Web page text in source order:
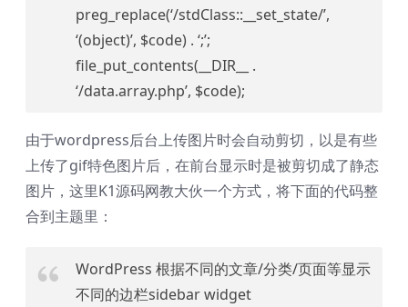
preg_replace(‘/stdClass::__set_state/’,
‘(object)’, $code) . ‘;’;
file_put_contents(__DIR__ .
‘/data.array.php’, $code);
由于wordpress后台上传图片时会自动剪切，以是有些
上传了gif特色图片后，在前台显示时是被剪切成了静态
图片，这里K1源码网教大伙一个方式，将下面的代码整
合到主题里：
WordPress 根据不同的文章/分类/页面等显示
不同的边栏sidebar widget